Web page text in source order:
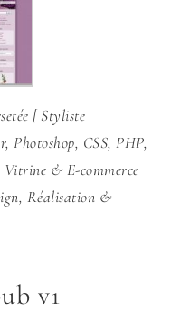
[ Styliste
Photoshop, CSS, PHP,
Vitrine & E-commerce
Réalisation &
v1